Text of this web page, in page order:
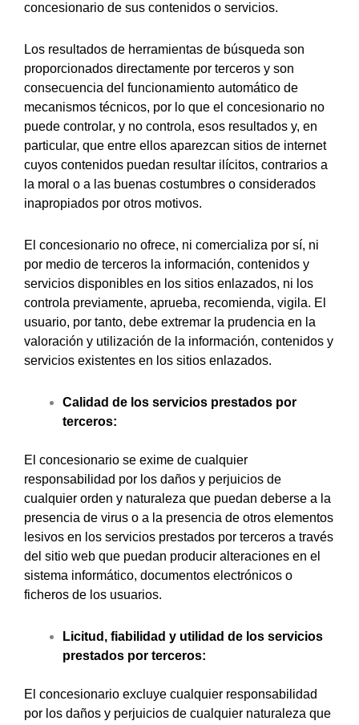
concesionario de sus contenidos o servicios.
Los resultados de herramientas de búsqueda son
proporcionados directamente por terceros y son
consecuencia del funcionamiento automático de
mecanismos técnicos, por lo que el concesionario no
puede controlar, y no controla, esos resultados y, en
particular, que entre ellos aparezcan sitios de internet
cuyos contenidos puedan resultar ilícitos, contrarios a
la moral o a las buenas costumbres o considerados
inapropiados por otros motivos.
El concesionario no ofrece, ni comercializa por sí, ni
por medio de terceros la información, contenidos y
servicios disponibles en los sitios enlazados, ni los
controla previamente, aprueba, recomienda, vigila. El
usuario, por tanto, debe extremar la prudencia en la
valoración y utilización de la información, contenidos y
servicios existentes en los sitios enlazados.
Calidad de los servicios prestados por
terceros:
El concesionario se exime de cualquier
responsabilidad por los daños y perjuicios de
cualquier orden y naturaleza que puedan deberse a la
presencia de virus o a la presencia de otros elementos
lesivos en los servicios prestados por terceros a través
del sitio web que puedan producir alteraciones en el
sistema informático, documentos electrónicos o
ficheros de los usuarios.
Licitud, fiabilidad y utilidad de los servicios
prestados por terceros:
El concesionario excluye cualquier responsabilidad
por los daños y perjuicios de cualquier naturaleza que